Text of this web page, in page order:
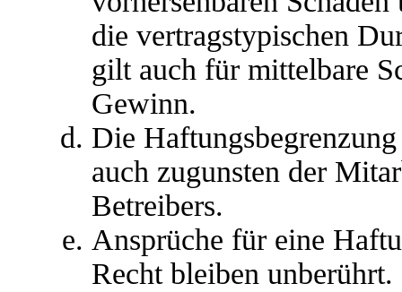
die vertragstypischen
gilt auch für mittelbare
Gewinn.
Die
auch zugunsten der
Betreibers.
Ansprüche für eine
Recht bleiben unberührt.